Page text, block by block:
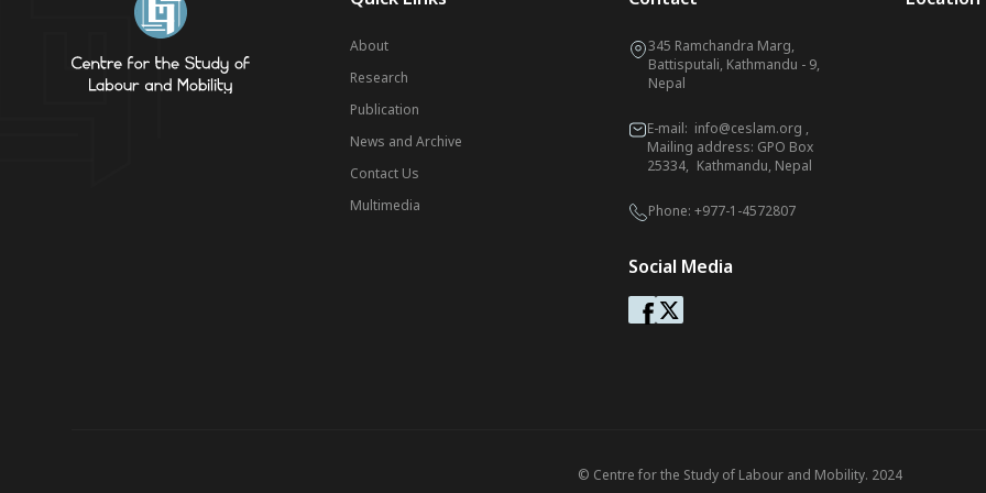
About
Research
Publication
News and Archive
Contact Us
Multimedia
345 Ramchandra Marg,
Battisputali, Kathmandu - 9,
Nepal
E-mail: info@ceslam.org ,
Mailing address: GPO Box
25334, Kathmandu, Nepal
Phone: +977-1-4572807
Social Media
© Centre for the Study of Labour and Mobility. 2024